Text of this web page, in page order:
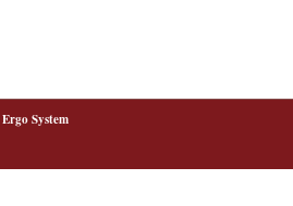
Ergo System